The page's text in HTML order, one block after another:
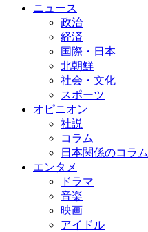
ニュース
政治
経済
国際・日本
北朝鮮
社会・文化
スポーツ
オピニオン
社説
コラム
日本関係のコラム
エンタメ
ドラマ
音楽
映画
アイドル